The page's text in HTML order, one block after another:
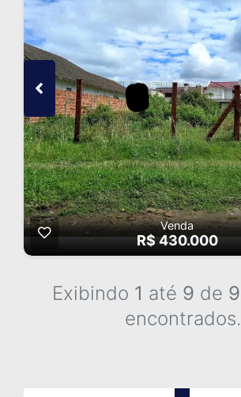
Venda
R$ 430.000
Exibindo 1 até 9 de 9
encontrados.